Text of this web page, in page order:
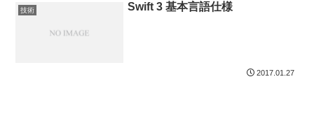
技術 Swift 3 基本言語仕様
2017.01.27